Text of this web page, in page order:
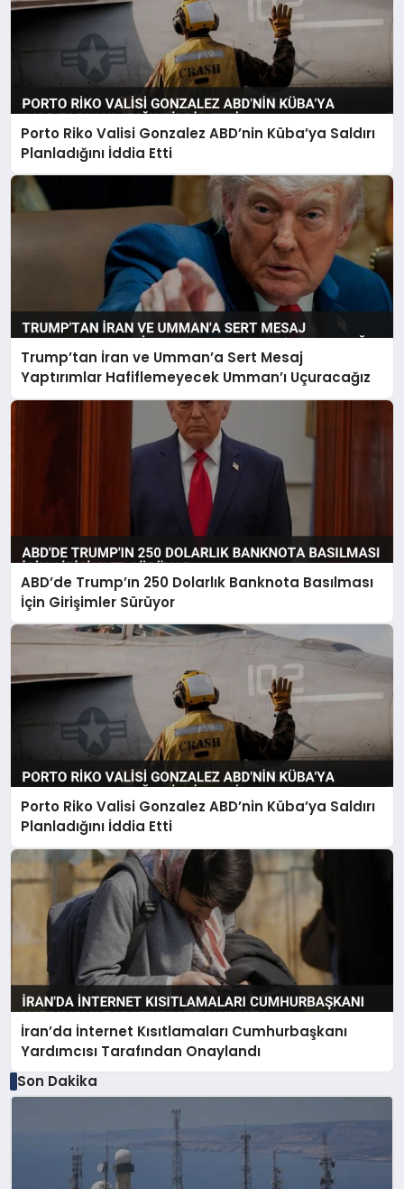
Porto Riko Valisi Gonzalez ABD’nin Küba’ya Saldırı
Planladığını İddia Etti
Trump’tan İran ve Umman’a Sert Mesaj
Yaptırımlar Hafiflemeyecek Umman’ı Uçuracağız
ABD’de Trump’ın 250 Dolarlık Banknota Basılması
İçin Girişimler Sürüyor
Porto Riko Valisi Gonzalez ABD’nin Küba’ya Saldırı
Planladığını İddia Etti
İran’da İnternet Kısıtlamaları Cumhurbaşkanı
Yardımcısı Tarafından Onaylandı
Son Dakika